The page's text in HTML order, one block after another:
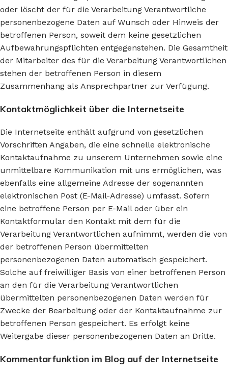
oder löscht der für die Verarbeitung Verantwortliche
personenbezogene Daten auf Wunsch oder Hinweis der
betroffenen Person, soweit dem keine gesetzlichen
Aufbewahrungspflichten entgegenstehen. Die Gesamtheit
der Mitarbeiter des für die Verarbeitung Verantwortlichen
stehen der betroffenen Person in diesem
Zusammenhang als Ansprechpartner zur Verfügung.
Kontaktmöglichkeit über die Internetseite
Die Internetseite enthält aufgrund von gesetzlichen
Vorschriften Angaben, die eine schnelle elektronische
Kontaktaufnahme zu unserem Unternehmen sowie eine
unmittelbare Kommunikation mit uns ermöglichen, was
ebenfalls eine allgemeine Adresse der sogenannten
elektronischen Post (E-Mail-Adresse) umfasst. Sofern
eine betroffene Person per E-Mail oder über ein
Kontaktformular den Kontakt mit dem für die
Verarbeitung Verantwortlichen aufnimmt, werden die von
der betroffenen Person übermittelten
personenbezogenen Daten automatisch gespeichert.
Solche auf freiwilliger Basis von einer betroffenen Person
an den für die Verarbeitung Verantwortlichen
übermittelten personenbezogenen Daten werden für
Zwecke der Bearbeitung oder der Kontaktaufnahme zur
betroffenen Person gespeichert. Es erfolgt keine
Weitergabe dieser personenbezogenen Daten an Dritte.
Kommentarfunktion im Blog auf der Internetseite